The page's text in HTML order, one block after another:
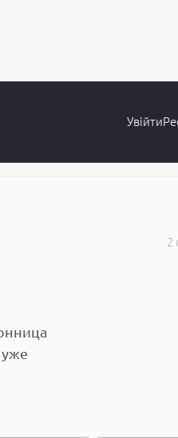
Увійти
2
уже